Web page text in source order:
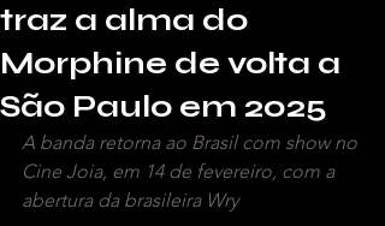
traz a alma do
Morphine de volta a
São Paulo em 2025
A banda retorna ao Brasil com show no
Cine Joia, em 14 de fevereiro, com a
abertura da brasileira Wry